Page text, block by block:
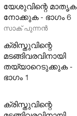
യേശുവിന്റെ മാതൃക
നോക്കുക - ഭാഗം 6
സാക് പുന്നൻ
ക്രിസ്തുവിന്റെ
മടങ്ങിവരവിനായി
തയ്യാറെടുക്കുക -
ഭാഗം 1
ക്രിസ്തുവിന്റെ